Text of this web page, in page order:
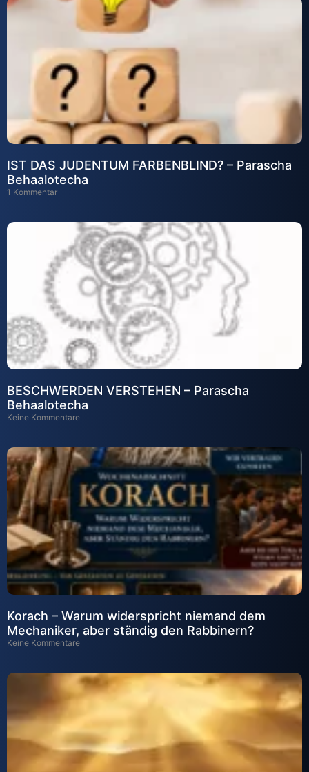
IST DAS JUDENTUM FARBENBLIND? – Parascha
Behaalotecha
1 Kommentar
BESCHWERDEN VERSTEHEN – Parascha
Behaalotecha
Keine Kommentare
Korach – Warum widerspricht niemand dem
Mechaniker, aber ständig den Rabbinern?
Keine Kommentare